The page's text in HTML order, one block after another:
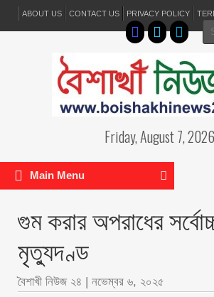
ABOUT US CONTACT US PRIVACY POLICY
Friday, August 7, 2026
Main Menu
গুম করার অপরাধের
মৃত্যুদণ্ড
বৈশাখী নিউজ ২৪ | নভেম্বর ৬, ২০২৫